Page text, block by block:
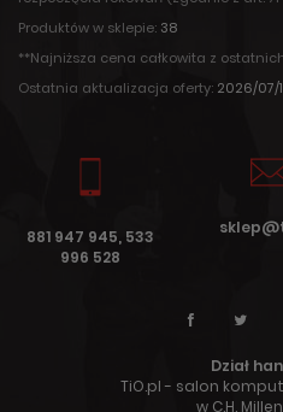
Produktów w sklepie: 38
**Najniższa cena całkowita z
Ostatnia aktualizacja oferty: 2026/07/
881 947 945, 533
996 528
Dział
TiO.pl - salon
w C.H.